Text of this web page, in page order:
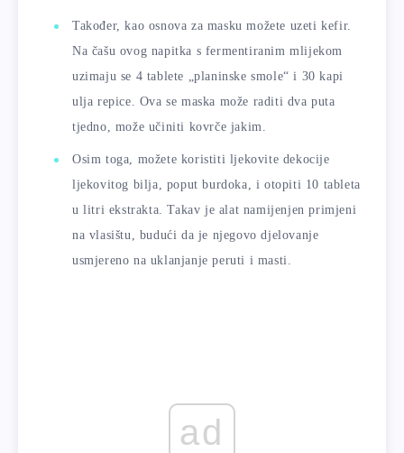
Također, kao osnova za masku možete uzeti kefir.
Na čašu ovog napitka s fermentiranim mlijekom
uzimaju se 4 tablete „planinske smole“ i 30 kapi
ulja repice. Ova se maska ​​može raditi dva puta
tjedno, može učiniti kovrče jakim.
Osim toga, možete koristiti ljekovite dekocije
ljekovitog bilja, poput burdoka, i otopiti 10 tableta
u litri ekstrakta. Takav je alat namijenjen primjeni
na vlasištu, budući da je njegovo djelovanje
usmjereno na uklanjanje peruti i masti.
ad